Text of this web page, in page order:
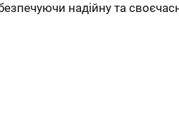
надійну та